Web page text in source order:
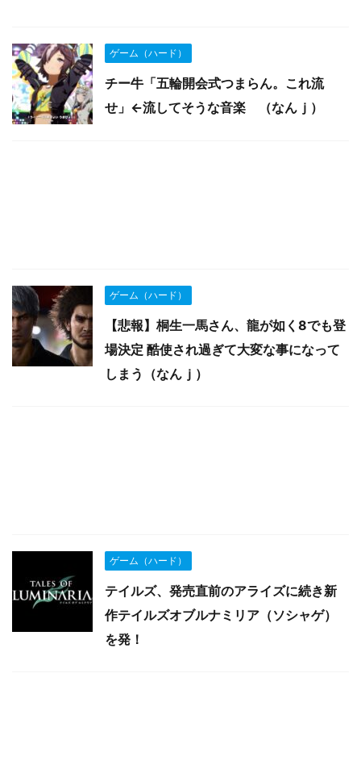
ゲーム（ハード）
チー牛「五輪開会式つまらん。これ流
せ」←流してそうな音楽 （なんｊ）
ゲーム（ハード）
【悲報】桐生一馬さん、龍が如く8でも登
場決定 酷使され過ぎて大変な事になって
しまう（なんｊ）
ゲーム（ハード）
テイルズ、発売直前のアライズに続き新
作テイルズオブルナミリア（ソシャゲ）
を発！